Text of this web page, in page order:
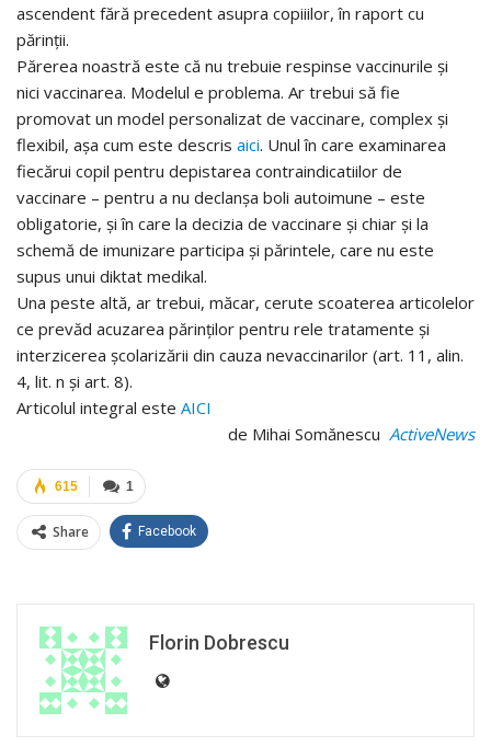
ascendent fără precedent asupra copiiilor, în raport cu
părinții.
Părerea noastră este că nu trebuie respinse vaccinurile și
nici vaccinarea. Modelul e problema. Ar trebui să fie
promovat un model personalizat de vaccinare, complex și
flexibil, așa cum este descris aici. Unul în care examinarea
fiecărui copil pentru depistarea contraindicatiilor de
vaccinare – pentru a nu declanșa boli autoimune – este
obligatorie, și în care la decizia de vaccinare și chiar și la
schemă de imunizare participa și părintele, care nu este
supus unui diktat medikal.
Una peste altă, ar trebui, măcar, cerute scoaterea articolelor
ce prevăd acuzarea părinților pentru rele tratamente și
interzicerea școlarizării din cauza nevaccinarilor (art. 11, alin.
4, lit. n și art. 8).
Articolul integral este AICI
de Mihai Somănescu ActiveNews
1
615
Share Facebook
Florin Dobrescu